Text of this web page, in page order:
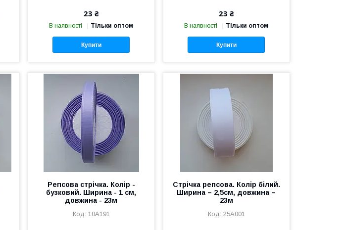
23 ₴
В наявності Тільки оптом
Купити
23 ₴
В наявності Тільки оптом
Купити
Репсова стрічка. Колір -
бузковий. Ширина - 1 см,
довжина - 23м
10А191
Стрічка репсова. Колір білий.
Ширина – 2,5см, довжина –
23м
25А001